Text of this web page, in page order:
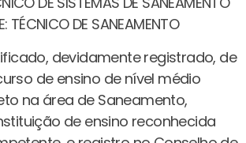
TÉCNICO DE SANEAMENTO
devidamente registrado, de
de ensino de nível médio
na área de Saneamento,
de ensino reconhecida